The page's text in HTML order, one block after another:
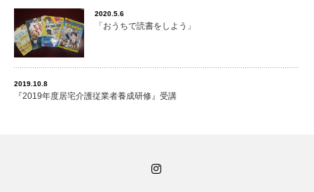
2020.5.6
「おうちで読書をしよう」
2019.10.8
『2019年度居宅介護従業者養成研修』受講